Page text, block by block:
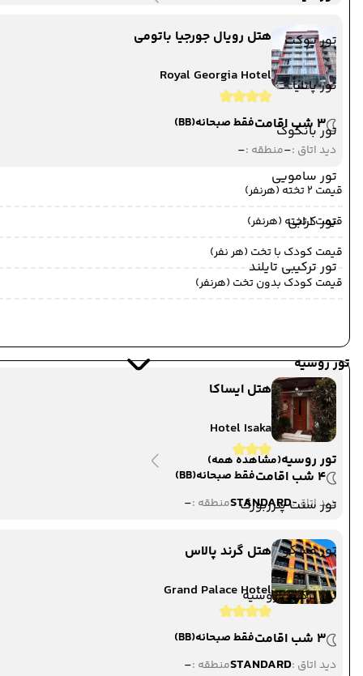
تور پوکت
تور پاتایا
تور بانکوک
تور سامویی
تور کرابی
تور ترکیبی تایلند
تور روسیه
تور روسیه(مشاهده همه)
تور سنت پترزبورگ
تور مسکو
تور ترکیبی روسیه
هتل رویال جورجیا باتومی
Royal Georgia Hotel
3 شب اقامت
فقط صبحانه(BB)
دید اتاق :-منطقه :-
قیمت 2 تخته (هرنفر)
قیمت 1 تخته (هرنفر)
قیمت کودک با تخت (هر نفر)
قیمت کودک بدون تخت (هرنفر)
هتل ایساکا
Hotel Isaka
4 شب اقامت
فقط صبحانه(BB)
دید اتاق :STANDARDمنطقه :-
هتل گرند پالاس
Grand Palace Hotel
3 شب اقامت
فقط صبحانه(BB)
دید اتاق :STANDARDمنطقه :-